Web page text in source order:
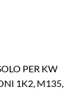
PER KW
1K2, M135,